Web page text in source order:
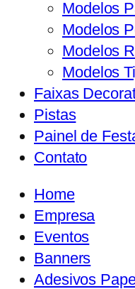
Modelos
Modelos
Modelos
Modelos
Faixas
Pistas
Painel de
Contato
Home
Empresa
Eventos
Banners
Adesivos